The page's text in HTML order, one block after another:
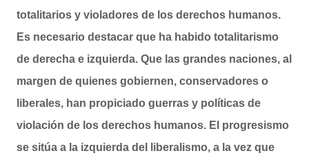
totalitarios y violadores de los derechos humanos.
Es necesario destacar que ha habido totalitarismo
de derecha e izquierda. Que las grandes naciones, al
margen de quienes gobiernen, conservadores o
liberales, han propiciado guerras y políticas de
violación de los derechos humanos. El progresismo
se sitúa a la izquierda del liberalismo, a la vez que